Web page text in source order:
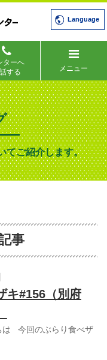
Language
ターへ
する
メニュー
てご紹介します。
事
キ#156（別府
は 今回のぶらり食べザ